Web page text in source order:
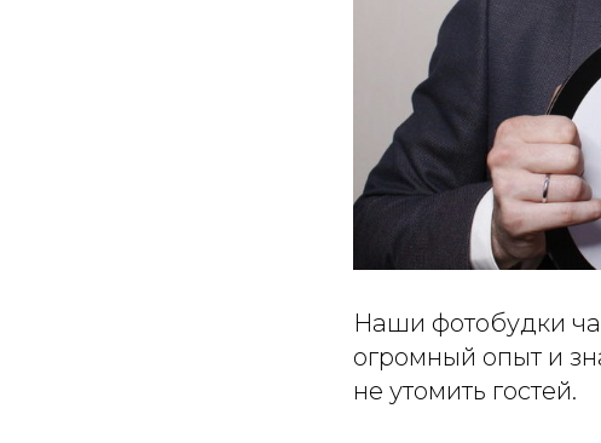
Наши фотобудки
огромный опыт и
не утомить гостей.